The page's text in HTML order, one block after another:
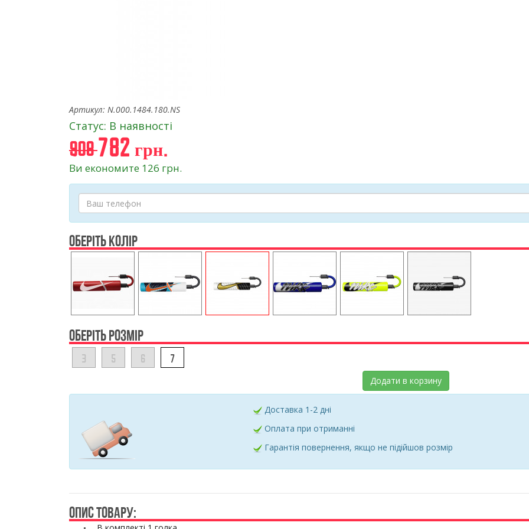
Артикул: N.000.1484.180.NS
Статус: В наявності
908782 грн.
Ви економите 126 грн.
ОБЕРІТЬ КОЛІР
ОБЕРІТЬ РОЗМІР
3 5 6 7
Додати в корзину
Доставка 1-2 дні
Оплата при отриманні
Гарантія повернення, якщо не підійшов розмір
ОПИС ТОВАРУ: